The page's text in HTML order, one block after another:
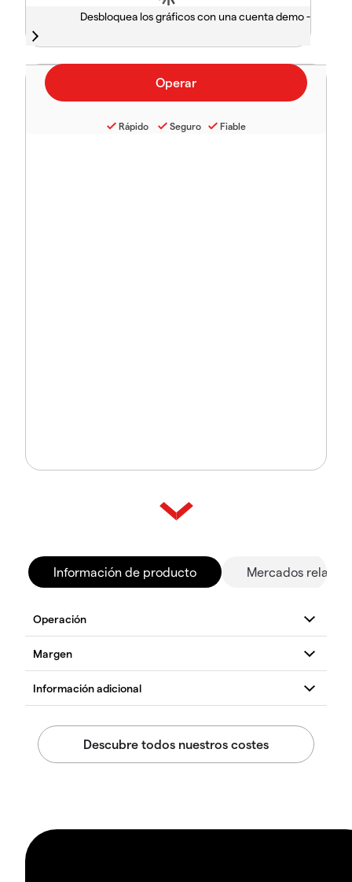
Desbloquea los gráficos con una cuenta demo -
Rápido Seguro Fiable
Información de producto Mercados